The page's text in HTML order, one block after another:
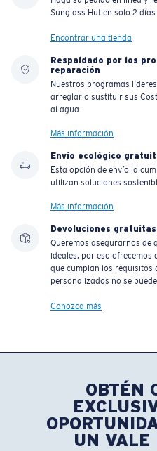
Sunglass Hut en solo 2 días
Encontrar una tienda
Respaldado por los
reparación
Nuestros programas
arreglar o sustituir sus
al agua.
Más información
Envío ecológico
Esta opción de envío la
utilizan soluciones
Más información
Devoluciones gratuitas
Queremos asegurarnos de
ideales, por eso ofrecemos
que cumplan los requisitos
personalizados no se
Conozca más
OBTÉN
UN VALE